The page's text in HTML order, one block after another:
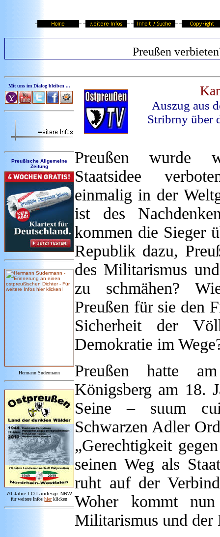
Preußen
Mit uns im Dialog bleiben ...
Preußische Allgemeine
Zeitung
Hermann Sudermann
70 Jahre LO Landesgr. NRW
für weitere Infoshier klicken
Auszug aus
Stribrny über
Preußen wurde
Staatsidee
einmalig in der
ist des
kommen die Sieger
Republik dazu,
des Militarismus
zu schmähen?
Preußen für sie den
Sicherheit der
Demokratie im
Preußen hatte
Königsberg am 18.
Seine – suum
Schwarzen Adler
„Gerechtigkeit
seinen Weg als
ruht auf der
Woher kommt
Militarismus und der